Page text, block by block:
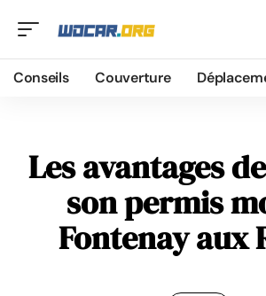
Conseils Couverture
Les avantages
son permis
Fontenay aux